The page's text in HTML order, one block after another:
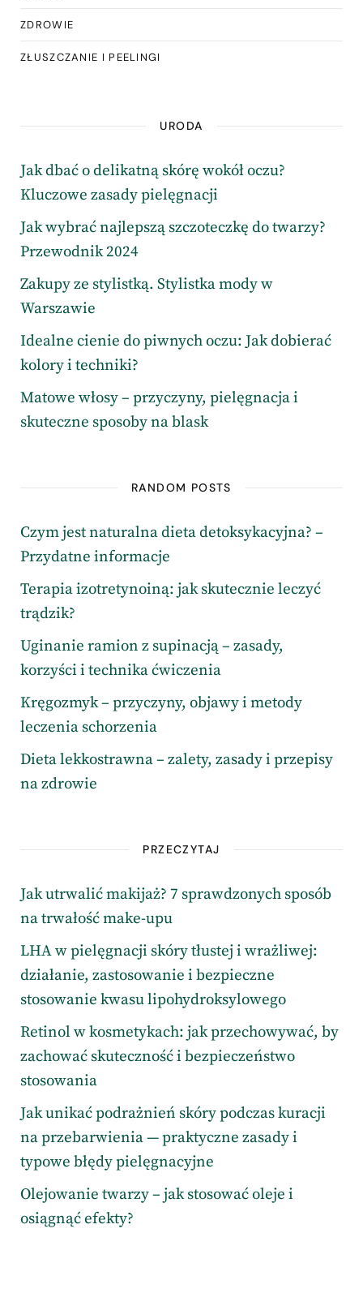
ZDROWIE
ZŁUSZCZANIE I PEELINGI
URODA
Jak dbać o delikatną skórę wokół oczu?
Kluczowe zasady pielęgnacji
Jak wybrać najlepszą szczoteczkę do twarzy?
Przewodnik 2024
Zakupy ze stylistką. Stylistka mody w
Warszawie
Idealne cienie do piwnych oczu: Jak dobierać
kolory i techniki?
Matowe włosy – przyczyny, pielęgnacja i
skuteczne sposoby na blask
RANDOM POSTS
Czym jest naturalna dieta detoksykacyjna? –
Przydatne informacje
Terapia izotretynoiną: jak skutecznie leczyć
trądzik?
Uginanie ramion z supinacją – zasady,
korzyści i technika ćwiczenia
Kręgozmyk – przyczyny, objawy i metody
leczenia schorzenia
Dieta lekkostrawna – zalety, zasady i przepisy
na zdrowie
PRZECZYTAJ
Jak utrwalić makijaż? 7 sprawdzonych sposób
na trwałość make-upu
LHA w pielęgnacji skóry tłustej i wrażliwej:
działanie, zastosowanie i bezpieczne
stosowanie kwasu lipohydroksylowego
Retinol w kosmetykach: jak przechowywać, by
zachować skuteczność i bezpieczeństwo
stosowania
Jak unikać podrażnień skóry podczas kuracji
na przebarwienia — praktyczne zasady i
typowe błędy pielęgnacyjne
Olejowanie twarzy – jak stosować oleje i
osiągnąć efekty?